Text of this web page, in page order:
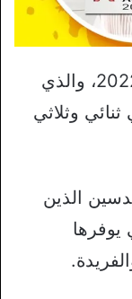
يمكنك الآن تحميل برنامج اوتوكاد 2022، والذي
وثلاثي
الذين
يوفرها